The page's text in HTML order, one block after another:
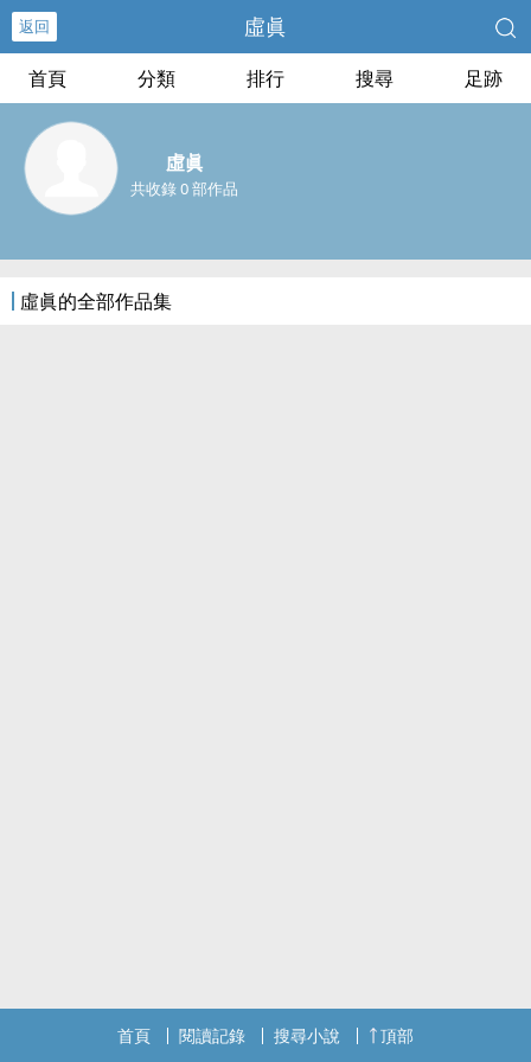
返回 虛眞
首頁 分類 排行 搜尋 足跡
虛眞
共收錄 0 部作品
虛眞的全部作品集
首頁 閱讀記錄 搜尋小說 頂部